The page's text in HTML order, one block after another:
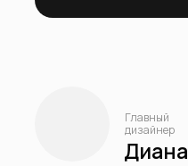
Главный
дизайнер
Диана